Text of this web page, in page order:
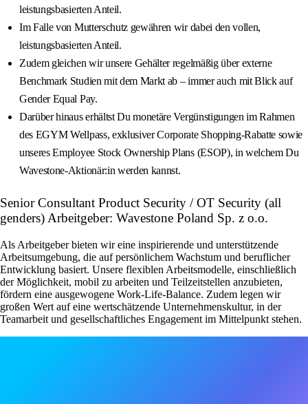
leistungsbasierten Anteil.
Im Falle von Mutterschutz gewähren wir dabei den vollen,
leistungsbasierten Anteil.
Zudem gleichen wir unsere Gehälter regelmäßig über externe
Benchmark Studien mit dem Markt ab – immer auch mit Blick auf
Gender Equal Pay.
Darüber hinaus erhältst Du monetäre Vergünstigungen im Rahmen
des EGYM Wellpass, exklusiver Corporate Shopping-Rabatte sowie
unseres Employee Stock Ownership Plans (ESOP), in welchem Du
Wavestone-Aktionär:in werden kannst.
Senior Consultant Product Security / OT Security (all
genders) Arbeitgeber: Wavestone Poland Sp. z o.o.
Als Arbeitgeber bieten wir eine inspirierende und unterstützende
Arbeitsumgebung, die auf persönlichem Wachstum und beruflicher
Entwicklung basiert. Unsere flexiblen Arbeitsmodelle, einschließlich
der Möglichkeit, mobil zu arbeiten und Teilzeitstellen anzubieten,
fördern eine ausgewogene Work-Life-Balance. Zudem legen wir
großen Wert auf eine wertschätzende Unternehmenskultur, in der
Teamarbeit und gesellschaftliches Engagement im Mittelpunkt stehen.